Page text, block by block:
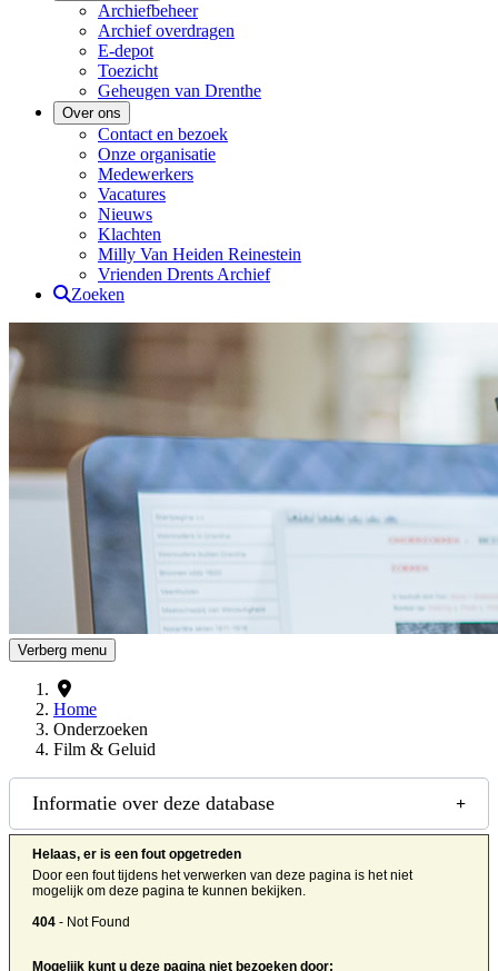
Archiefbeheer
Archief overdragen
E-depot
Toezicht
Geheugen van Drenthe
Over ons
Contact en bezoek
Onze organisatie
Medewerkers
Vacatures
Nieuws
Klachten
Milly Van Heiden Reinestein
Vrienden Drents Archief
Zoeken
Drents Archief
Verberg menu
Home
Onderzoeken
Film & Geluid
Informatie over deze database
Helaas, er is een fout opgetreden
Door een fout tijdens het verwerken van deze pagina is het niet
mogelijk om deze pagina te kunnen bekijken.
404 - Not Found
Mogelijk kunt u deze pagina niet bezoeken door: